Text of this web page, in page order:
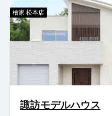
諏訪モデルハウス
檜家 松本店